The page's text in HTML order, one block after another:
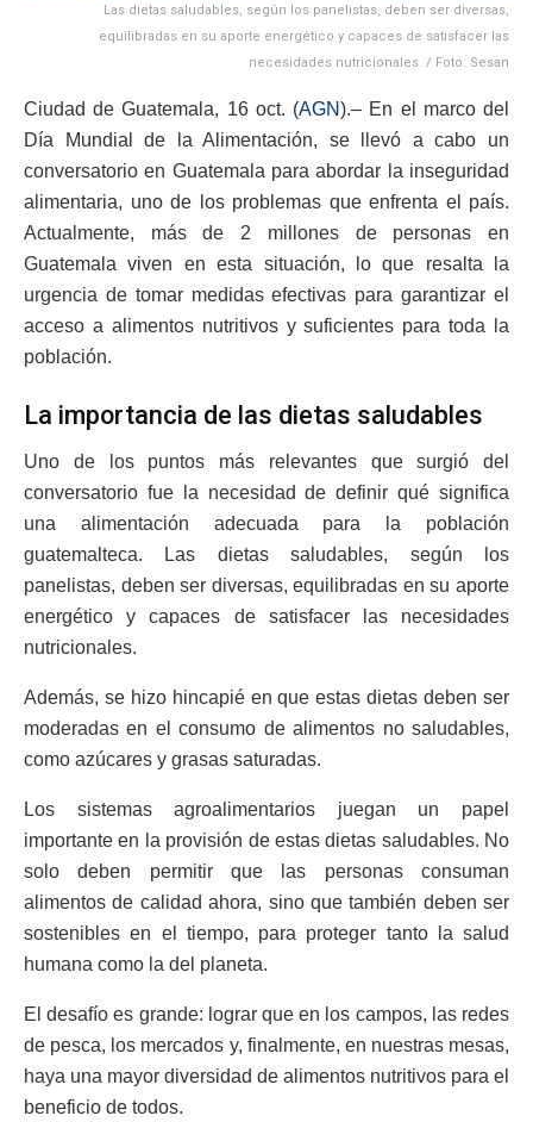
Las dietas saludables, según los panelistas, deben ser diversas,
equilibradas en su aporte energético y capaces de satisfacer las
necesidades nutricionales. / Foto: Sesan
Ciudad de Guatemala, 16 oct. (AGN).– En el marco del
Día Mundial de la Alimentación, se llevó a cabo un
conversatorio en Guatemala para abordar la inseguridad
alimentaria, uno de los problemas que enfrenta el país.
Actualmente, más de 2 millones de personas en
Guatemala viven en esta situación, lo que resalta la
urgencia de tomar medidas efectivas para garantizar el
acceso a alimentos nutritivos y suficientes para toda la
población.
La importancia de las dietas saludables
Uno de los puntos más relevantes que surgió del
conversatorio fue la necesidad de definir qué significa
una alimentación adecuada para la población
guatemalteca. Las dietas saludables, según los
panelistas, deben ser diversas, equilibradas en su aporte
energético y capaces de satisfacer las necesidades
nutricionales.
Además, se hizo hincapié en que estas dietas deben ser
moderadas en el consumo de alimentos no saludables,
como azúcares y grasas saturadas.
Los sistemas agroalimentarios juegan un papel
importante en la provisión de estas dietas saludables. No
solo deben permitir que las personas consuman
alimentos de calidad ahora, sino que también deben ser
sostenibles en el tiempo, para proteger tanto la salud
humana como la del planeta.
El desafío es grande: lograr que en los campos, las redes
de pesca, los mercados y, finalmente, en nuestras mesas,
haya una mayor diversidad de alimentos nutritivos para el
beneficio de todos.